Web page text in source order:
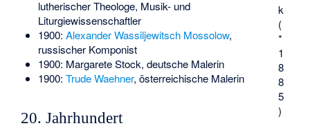
k
(
*
1
8
8
5
)
lutherischer Theologe, Musik- und
Liturgiewissenschaftler
1900: Alexander Wassiljewitsch Mossolow,
russischer Komponist
1900: Margarete Stock, deutsche Malerin
1900: Trude Waehner, österreichische Malerin
20. Jahrhundert